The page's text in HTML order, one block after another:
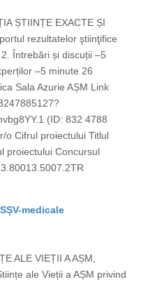
ȘTIINȚE EXACTE ȘI
rezultatelor ştiinţifice
Întrebări și discuții –5
–5 minute 26
Sala Azurie AȘM Link
(ID: 832 4788
o Cifrul proiectului Titlul
proiectului Concursul
medicale
ALE VIEȚII A AȘM,
ale Vieții a AȘM privind